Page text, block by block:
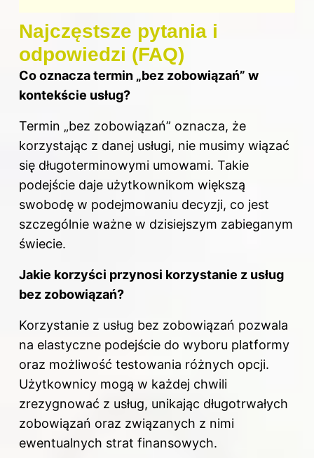
Najczęstsze pytania i
odpowiedzi (FAQ)
Co oznacza termin „bez zobowiązań” w
kontekście usług?
Termin „bez zobowiązań” oznacza, że
korzystając z danej usługi, nie musimy wiązać
się długoterminowymi umowami. Takie
podejście daje użytkownikom większą
swobodę w podejmowaniu decyzji, co jest
szczególnie ważne w dzisiejszym zabieganym
świecie.
Jakie korzyści przynosi korzystanie z usług
bez zobowiązań?
Korzystanie z usług bez zobowiązań pozwala
na elastyczne podejście do wyboru platformy
oraz możliwość testowania różnych opcji.
Użytkownicy mogą w każdej chwili
zrezygnować z usług, unikając długotrwałych
zobowiązań oraz związanych z nimi
ewentualnych strat finansowych.